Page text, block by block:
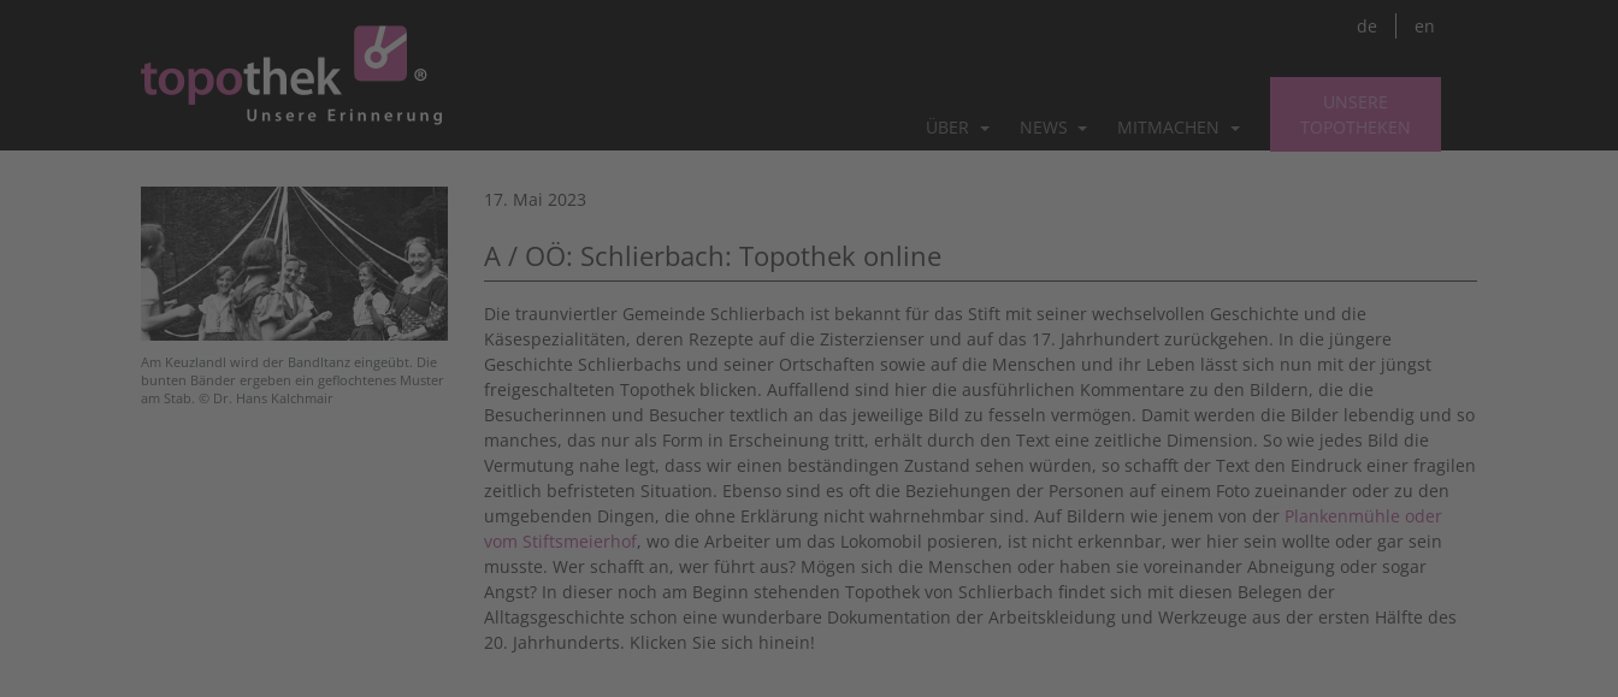
ÜBER NEWS MITMACHEN
UNSERE
TOPOTHEKEN
de en
Am Keuzlandl wird der Bandltanz eingeübt. Die
bunten Bänder ergeben ein geflochtenes Muster
am Stab. © Dr. Hans Kalchmair
17. Mai 2023
A / OÖ: Schlierbach: Topothek online
Die traunviertler Gemeinde Schlierbach ist bekannt für das Stift mit seiner wechselvollen Geschichte und die
Käsespezialitäten, deren Rezepte auf die Zisterzienser und auf das 17. Jahrhundert zurückgehen. In die jüngere
Geschichte Schlierbachs und seiner Ortschaften sowie auf die Menschen und ihr Leben lässt sich nun mit der jüngst
freigeschalteten Topothek blicken. Auffallend sind hier die ausführlichen Kommentare zu den Bildern, die die
Besucherinnen und Besucher textlich an das jeweilige Bild zu fesseln vermögen. Damit werden die Bilder lebendig und so
manches, das nur als Form in Erscheinung tritt, erhält durch den Text eine zeitliche Dimension. So wie jedes Bild die
Vermutung nahe legt, dass wir einen beständingen Zustand sehen würden, so schafft der Text den Eindruck einer fragilen
zeitlich befristeten Situation. Ebenso sind es oft die Beziehungen der Personen auf einem Foto zueinander oder zu den
umgebenden Dingen, die ohne Erklärung nicht wahrnehmbar sind. Auf Bildern wie jenem von der Plankenmühle oder
vom Stiftsmeierhof, wo die Arbeiter um das Lokomobil posieren, ist nicht erkennbar, wer hier sein wollte oder gar sein
musste. Wer schafft an, wer führt aus? Mögen sich die Menschen oder haben sie voreinander Abneigung oder sogar
Angst? In dieser noch am Beginn stehenden Topothek von Schlierbach findet sich mit diesen Belegen der
Alltagsgeschichte schon eine wunderbare Dokumentation der Arbeitskleidung und Werkzeuge aus der ersten Hälfte des
20. Jahrhunderts. Klicken Sie sich hinein!